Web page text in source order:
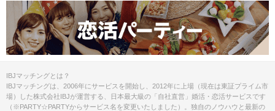
参加予定ページに表示される、QRコー
ドをご提示して頂き、ご本人確認させ
ていただきます。
※事前にアプリにて顔写真付きの身分
証のご提出が必要となります。
務局まで必ずご確認下さい。
◯誤って申し込まれた場合、2時間以内
IBJマッチングとは？
IBJマッチングは、2006年にサービスを開始し、2012年に上場（現在は東証プライム市
場）した株式会社IBJが運営する、日本最大級の「自社直営」婚活・恋活サービスです
（※PARTY☆PARTYからサービス名を変更いたしました）。独自のノウハウと最新の